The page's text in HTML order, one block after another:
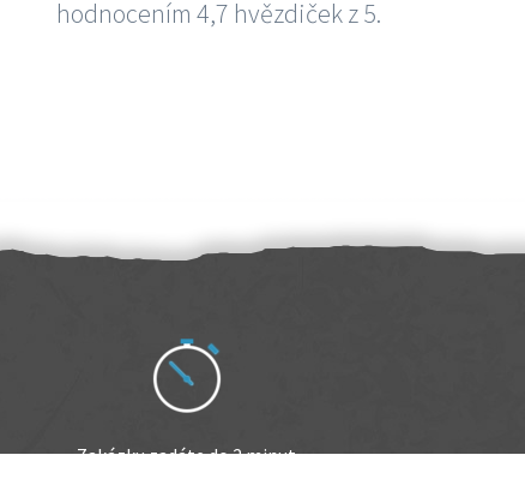
hodnocením 4,7 hvězdiček z 5.
Zakázku zadáte do 2 minut